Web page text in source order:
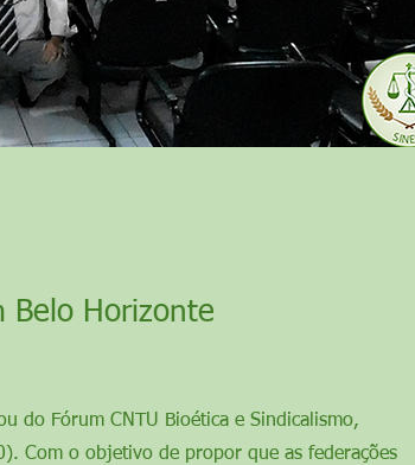
Belo Horizonte
do Fórum CNTU Bioética e Sindicalismo,
Com o objetivo de propor que as federações